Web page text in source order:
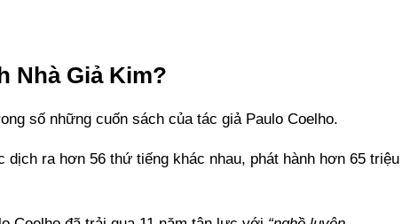
Nhà Giả Kim?
số những cuốn sách của tác giả Paulo Coelho.
ra hơn 56 thứ tiếng khác nhau, phát hành hơn 65 triệu